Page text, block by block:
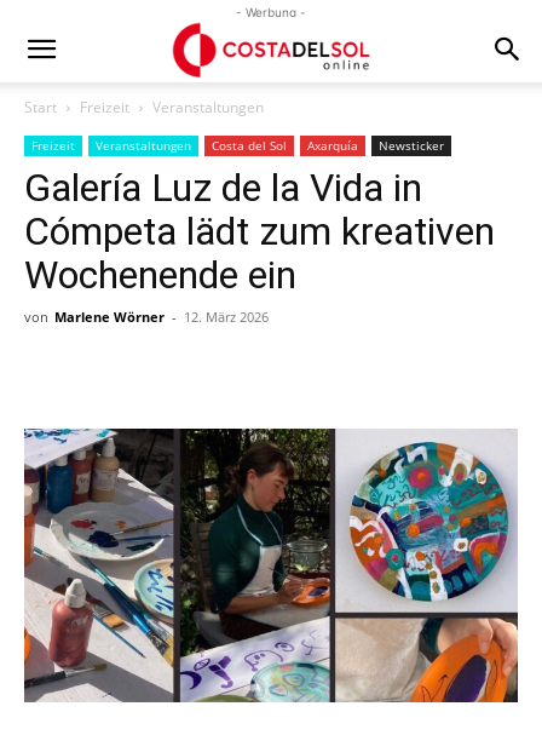
- Werbung -
Start Freizeit Veranstaltungen
Freizeit Veranstaltungen Costa del Sol Axarquía Newsticker
Galería Luz de la Vida in
Cómpeta lädt zum kreativen
Wochenende ein
von Marlene Wörner - 12. März 2026